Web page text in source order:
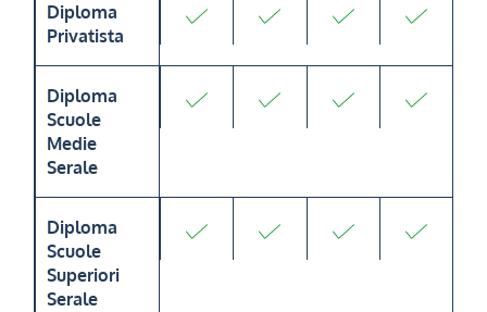
Diploma
Privatista
Diploma
Scuole
Medie
Serale
Diploma
Scuole
Superiori
Serale